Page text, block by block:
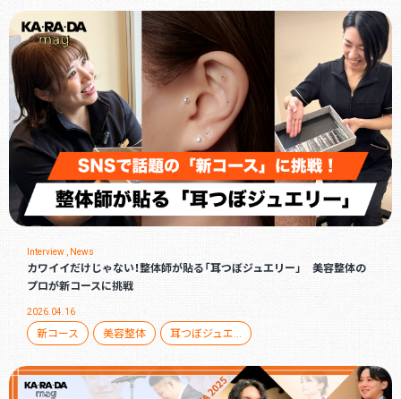
Interview , News
カワイイだけじゃない！整体師が貼る「耳つぼジュエリー」 美容整体の
プロが新コースに挑戦
2026.04.16
新コース 美容整体